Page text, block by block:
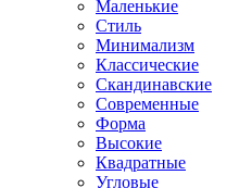
Маленькие
Стиль
Минимализм
Классические
Скандинавские
Современные
Форма
Высокие
Квадратные
Угловые